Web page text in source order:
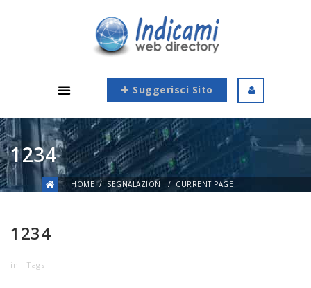
Suggerisci Sito
1234
HOME SEGNALAZIONI CURRENT PAGE
1234
in Tags